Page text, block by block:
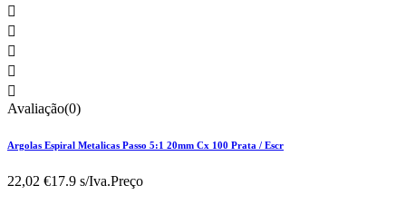





Avaliação(0)
Argolas Espiral Metalicas Passo 5:1 20mm Cx 100 Prata / Escr
22,02 €17.9 s/Iva.Preço